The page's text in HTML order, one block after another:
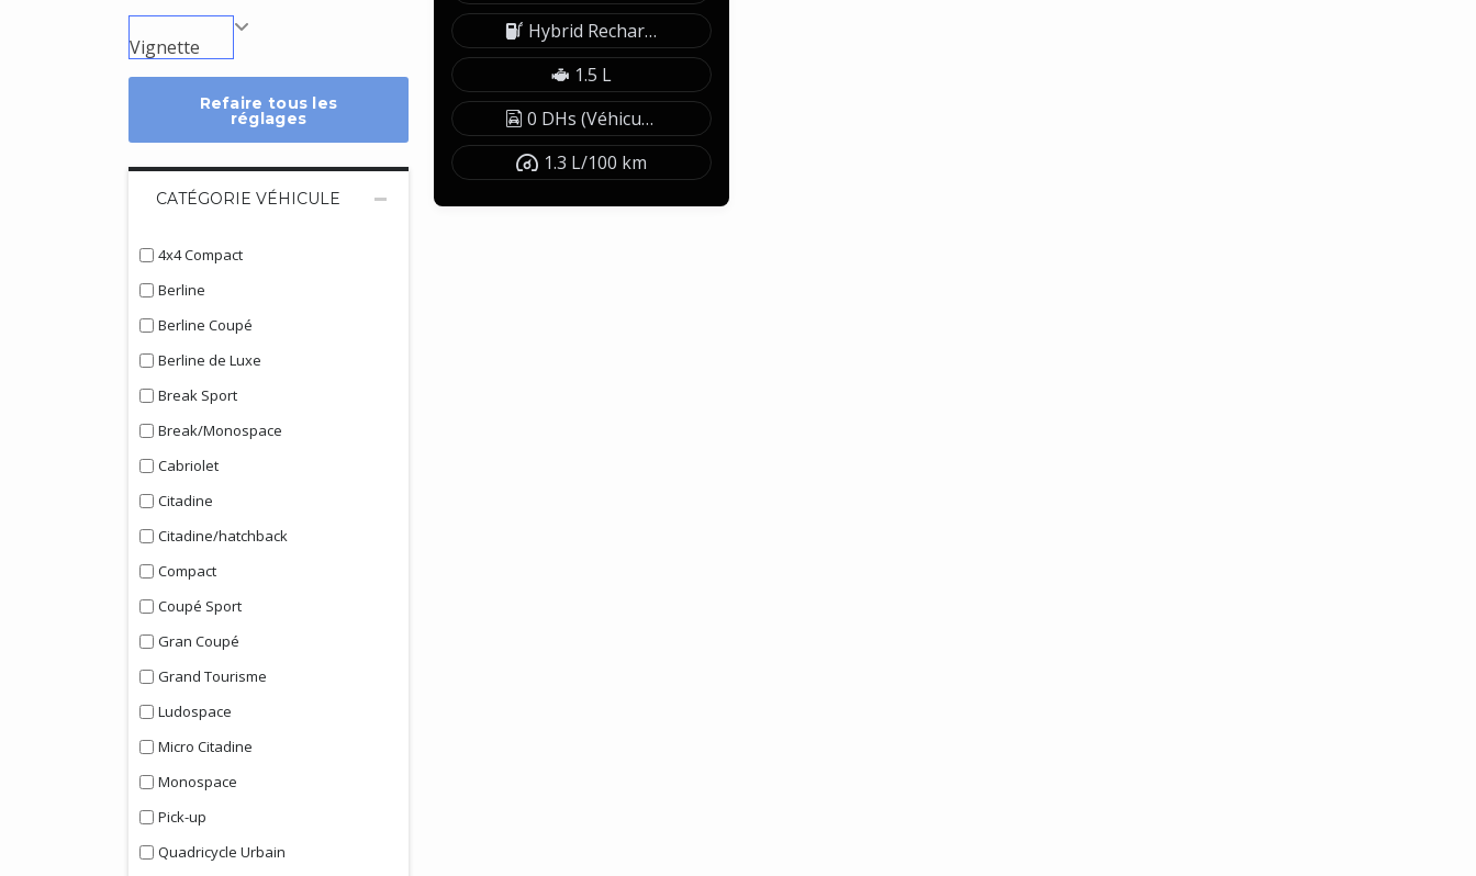
Vignette
Refaire tous les
réglages
CATÉGORIE VÉHICULE
4x4 Compact
Berline
Berline Coupé
Berline de Luxe
Break Sport
Break/Monospace
Cabriolet
Citadine
Citadine/hatchback
Compact
Coupé Sport
Gran Coupé
Grand Tourisme
Ludospace
Micro Citadine
Monospace
Pick-up
Quadricycle Urbain
Hybrid Rechargeable
1.5 L
0 DHs (Véhicule exonéré)
1.3 L/100 km